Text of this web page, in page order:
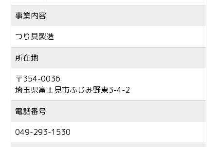
事業内容
つり具製造
所在地
〒354-0036
埼玉県富士見市ふじみ野東3-4-2
電話番号
049-293-1530